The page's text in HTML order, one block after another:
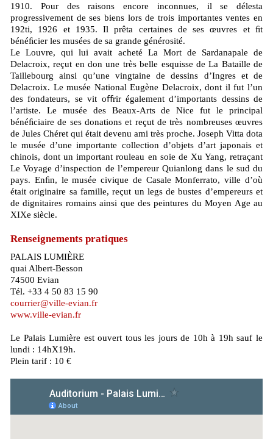
1910. Pour des raisons encore inconnues, il se délesta
progressivement de ses biens lors de trois importantes ventes en
192ti, 1926 et 1935. Il prêta certaines de ses œuvres et ﬁt
bénéﬁcier les musées de sa grande générosité.
Le Louvre, qui lui avait acheté La Mort de Sardanapale de
Delacroix, reçut en don une très belle esquisse de La Bataille de
Taillebourg ainsi qu’une vingtaine de dessins d’Ingres et de
Delacroix. Le musée National Eugène Delacroix, dont il fut l’un
des fondateurs, se vit oﬀrir également d’importants dessins de
l’artiste. Le musée des Beaux-Arts de Nice fut le principal
bénéﬁciaire de ses donations et reçut de très nombreuses œuvres
de Jules Chéret qui était devenu ami très proche. Joseph Vitta dota
le musée d’une importante collection d’objets d’art japonais et
chinois, dont un important rouleau en soie de Xu Yang, retraçant
Le Voyage d’inspection de l’empereur Quianlong dans le sud du
pays. Enﬁn, le musée civique de Casale Monferrato, ville d’où
était originaire sa famille, reçut un legs de bustes d’empereurs et
de dignitaires romains ainsi que des peintures du Moyen Age au
XIXe siècle.
Renseignements pratiques
PALAIS LUMIÈRE
quai Albert-Besson
74500 Evian
Tél. +33 4 50 83 15 90
courrier@ville-evian.fr
www.ville-evian.fr
Le Palais Lumière est ouvert tous les jours de 10h à 19h sauf le
lundi : 14hX19h.
Plein tarif : 10 €